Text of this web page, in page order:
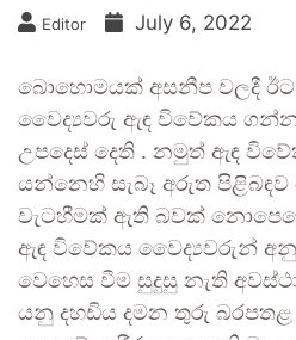
Editor July 6, 2022
බොහොමයක් අසනීප වලදී ඊට
වෛද්‍යවරු ඇඳ විවේකය
උපදෙස් දෙති . නමුත් ඇඳ
යන්නෙහි සැබෑ අරුත
වැටහීමක් ඇති බවක්
ඇඳ විවේකය වෛද්‍යවරුන්
වෙහෙස වීම සුදුසු නැති
යනු දහඩිය දමන තුරු